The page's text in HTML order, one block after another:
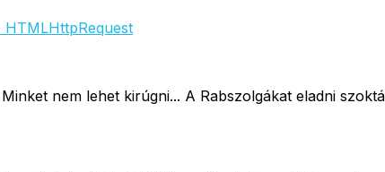
nem lehet kirúgni... A Rabszolgákat eladni